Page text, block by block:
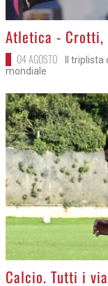
>
Atletica - Crotti,
04 AGOSTO
Il
mondiale
>
Calcio. Tutti i